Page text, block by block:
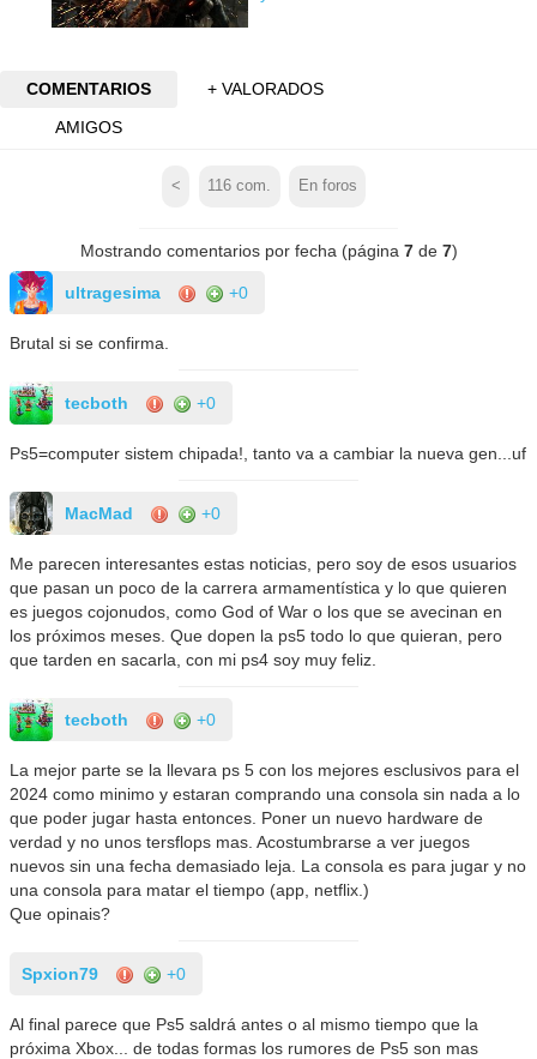
COMENTARIOS
+ VALORADOS
AMIGOS
< 116 com. En foros
Mostrando comentarios por fecha (página 7de 7)
ultragesima +0
Brutal si se confirma.
tecboth +0
Ps5=computer sistem chipada!, tanto va a cambiar la nueva gen...uf
MacMad +0
Me parecen interesantes estas noticias, pero soy de esos usuarios
que pasan un poco de la carrera armamentística y lo que quieren
es juegos cojonudos, como God of War o los que se avecinan en
los próximos meses. Que dopen la ps5 todo lo que quieran, pero
que tarden en sacarla, con mi ps4 soy muy feliz.
tecboth +0
La mejor parte se la llevara ps 5 con los mejores esclusivos para el
2024 como minimo y estaran comprando una consola sin nada a lo
que poder jugar hasta entonces. Poner un nuevo hardware de
verdad y no unos tersflops mas. Acostumbrarse a ver juegos
nuevos sin una fecha demasiado leja. La consola es para jugar y no
una consola para matar el tiempo (app, netflix.)
Que opinais?
Spxion79 +0
Al final parece que Ps5 saldrá antes o al mismo tiempo que la
próxima Xbox... de todas formas los rumores de Ps5 son mas